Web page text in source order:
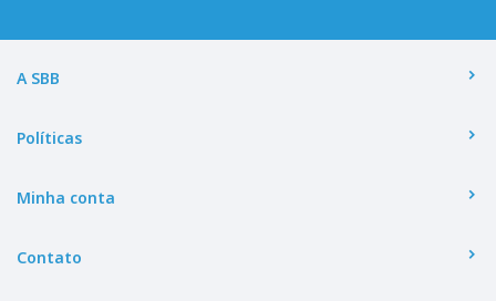
A SBB
Políticas
Minha conta
Contato